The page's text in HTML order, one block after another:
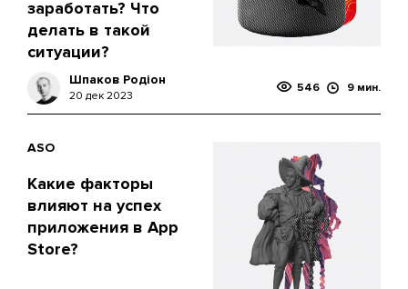
заработать? Что
делать в такой
ситуации?
Шпаков Родіон
20 дек 2023
546 9 мин.
ASO
Какие факторы
влияют на успех
приложения в App
Store?